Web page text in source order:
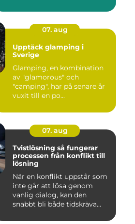
07. aug
Upptäck glamping i
Sverige
Glamping, en kombination
av "glamorous" och
"camping", har på senare år
vuxit till en po...
07. aug
Tvistlösning så fungerar
processen från konflikt till
lösning
När en konflikt uppstår som
inte går att lösa genom
vanlig dialog, kan den
snabbt bli både tidskräva...